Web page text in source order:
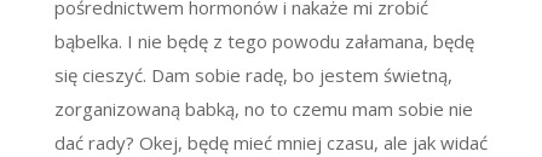
pośrednictwem hormonów i nakaże mi zrobić
bąbelka. I nie będę z tego powodu załamana, będę
się cieszyć. Dam sobie radę, bo jestem świetną,
zorganizowaną babką, no to czemu mam sobie nie
dać rady? Okej, będę mieć mniej czasu, ale jak widać